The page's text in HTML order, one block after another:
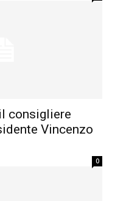
consigliere
Vincenzo
0